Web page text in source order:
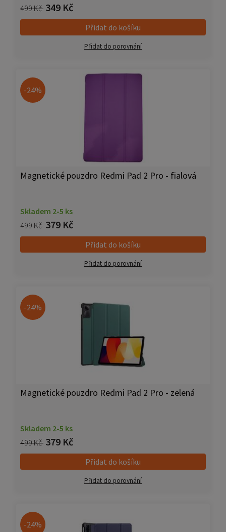
499 Kč 349 Kč
Přidat do košíku
Přidat do porovnání
-24%
Magnetické pouzdro Redmi Pad 2 Pro - fialová
Skladem 2-5 ks
499 Kč 379 Kč
Přidat do košíku
Přidat do porovnání
-24%
Magnetické pouzdro Redmi Pad 2 Pro - zelená
Skladem 2-5 ks
499 Kč 379 Kč
Přidat do košíku
Přidat do porovnání
-24%